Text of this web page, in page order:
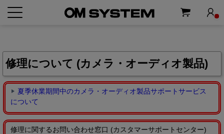
修理について (カメラ・オーディオ製品)
夏季休業期間中のカメラ・オーディオ製品サポートサービス
について
修理に関するお問い合わせ窓口 (カスタマーサポートセンター)